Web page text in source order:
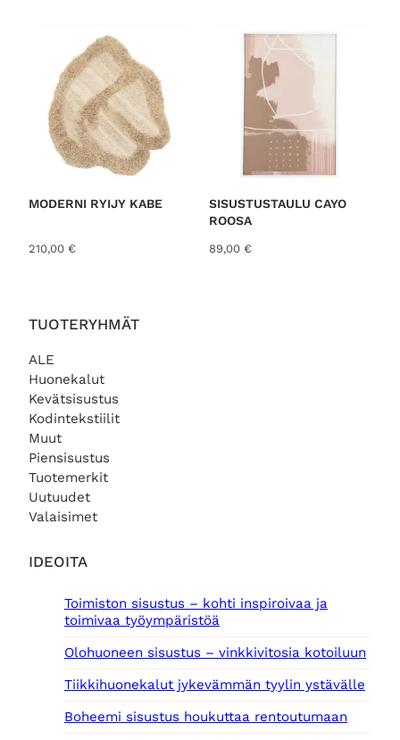
TUOTERYHMÄT
ALE
Huonekalut
Kevätsisustus
Kodintekstiilit
Muut
Piensisustus
Tuotemerkit
Uutuudet
Valaisimet
IDEOITA
Toimiston sisustus – kohti inspiroivaa ja
toimivaa työympäristöä
Olohuoneen sisustus – vinkkivitosia kotoiluun
Tiikkihuonekalut jykevämmän tyylin ystävälle
Boheemi sisustus houkuttaa rentoutumaan
t
e
d
b
y
l
t
MODERNI RYIJY KABE
210,00 €
SISUSTUSTAULU CAYO
ROOSA
89,00 €